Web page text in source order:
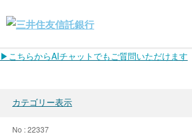
▶こちらからAIチャットでもご質問いただけます
カテゴリー表示
No : 22337